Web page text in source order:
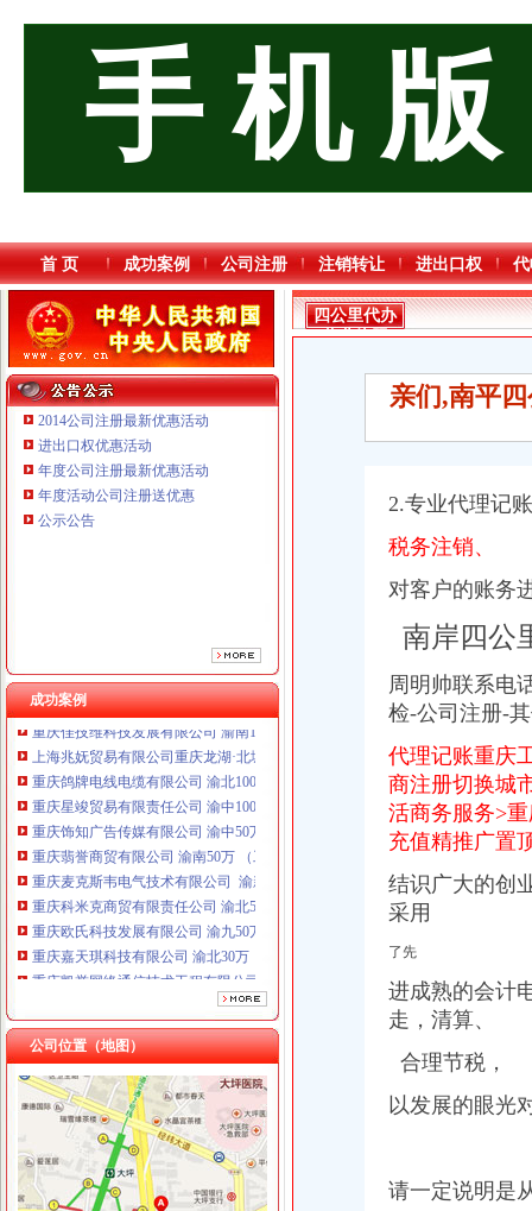
手 机 版
首 页 成功案例 公司注册 注销转让 进出口权
2014公司注册最新优惠活动
进出口权优惠活动
年度公司注册最新优惠活动
年度活动公司注册送优惠
公示公告
成功案例
重庆鸽牌电线电缆有限公司 渝北10010万 (进出口权)
重庆星竣贸易有限责任公司 渝中100万 （进出口权）
重庆嘉天琪科技有限公司 渝北30万 （工商注册）
重庆凯誉网络通信技术工程有限公司 渝中300万 （工商变更）
重庆佳技维科技发展有限公司 渝南100万 （进出口权）
上海兆妩贸易有限公司重庆龙湖·北城天街分公司 （工商注册）
重庆鸽牌电线电缆有限公司 渝北10010万 (进出口权)
重庆星竣贸易有限责任公司 渝中100万 （进出口权）
重庆饰知广告传媒有限公司 渝中50万 （工商注册）
重庆翡誉商贸有限公司 渝南50万 （工商注册）
重庆麦克斯韦电气技术有限公司 渝新 （工商注册）
重庆科米克商贸有限责任公司 渝北50万 （工商注册）
重庆欧氏科技发展有限公司 渝九50万 （进出口权）
重庆嘉天琪科技有限公司 渝北30万 （工商注册）
重庆凯誉网络通信技术工程有限公司 渝中300万 （工商变更）
重庆佳技维科技发展有限公司 渝南100万 （进出口权）
上海兆妩贸易有限公司重庆龙湖·北城天街分公司 （工商注册）
公司位置（地图）
四公里代办营业执照
发布商机列表_【今日推荐网-分类信息】
三峡大坝景区商铺招租公告_荆楚网
四公里代办
营业执照
亲们,南平
2.专业代理记
税务注销、
对客户的账务
南岸四公
周 明帅联系电
检-公司注册-
代理记账重庆
商注册切换城
活商务服务>
充值精推广置
结识广大的创
采用
了先
进成熟的会计
走， 清算、
合理节税，
以发展的眼光
请一定说明是